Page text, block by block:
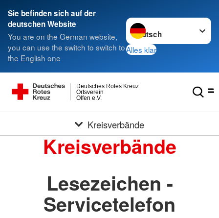
Sie befinden sich auf der
deutschen Website
You are on the German website,
you can use the switch to switch to
the English one
Sprache wechseln zu
Alles klar
Olfen e.V.
Ortsverein
Deutsches Rotes Kreuz
Kreisverbände
Kreisverbände
Lesezeichen -
Servicetelefon